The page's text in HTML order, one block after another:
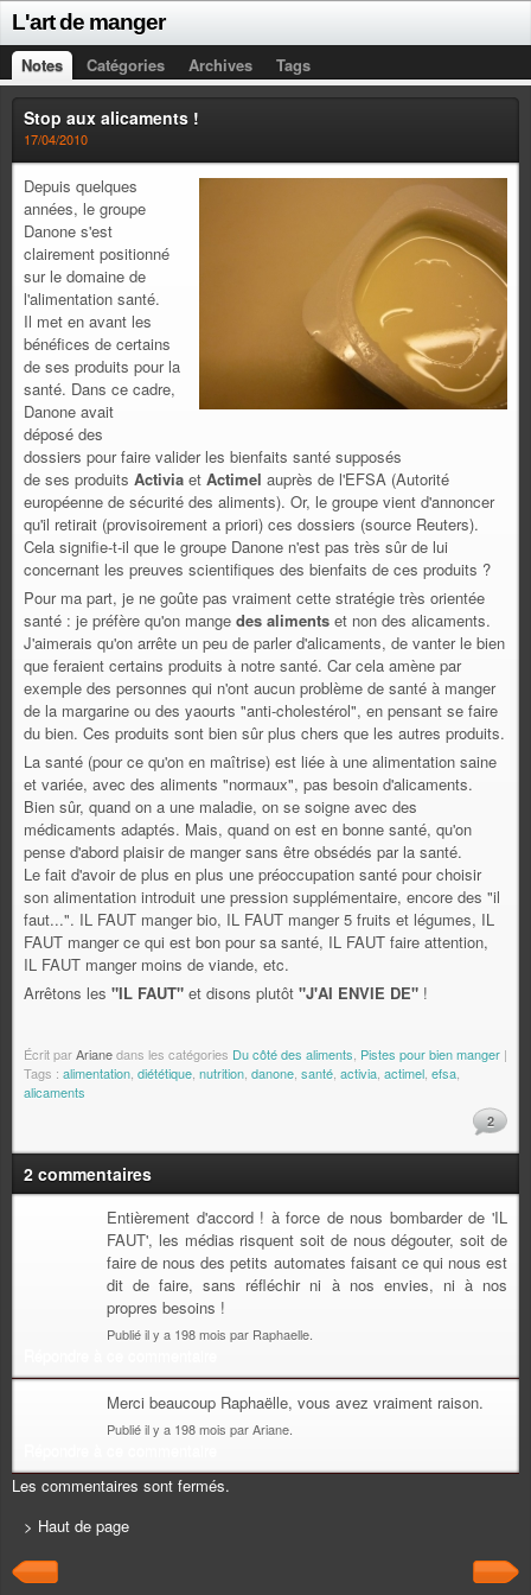
L'art de manger
Notes Catégories Archives Tags
Stop aux alicaments !
17/04/2010
Depuis quelques
années, le groupe
Danone s'est
clairement positionné
sur le domaine de
l'alimentation santé.
Il met en avant les
bénéfices de certains
de ses produits pour la
santé. Dans ce cadre,
Danone avait
déposé des
dossiers pour faire valider les bienfaits santé supposés
de ses produits Activia et Actimel auprès de l'EFSA (Autorité
européenne de sécurité des aliments). Or, le groupe vient d'annoncer
qu'il retirait (provisoirement a priori) ces dossiers (source Reuters).
Cela signifie-t-il que le groupe Danone n'est pas très sûr de lui
concernant les preuves scientifiques des bienfaits de ces produits ?
Pour ma part, je ne goûte pas vraiment cette stratégie très orientée
santé : je préfère qu'on mange des aliments et non des alicaments.
J'aimerais qu'on arrête un peu de parler d'alicaments, de vanter le bien
que feraient certains produits à notre santé. Car cela amène par
exemple des personnes qui n'ont aucun problème de santé à manger
de la margarine ou des yaourts "anti-cholestérol", en pensant se faire
du bien. Ces produits sont bien sûr plus chers que les autres produits.
La santé (pour ce qu'on en maîtrise) est liée à une alimentation saine
et variée, avec des aliments "normaux", pas besoin d'alicaments.
Bien sûr, quand on a une maladie, on se soigne avec des
médicaments adaptés. Mais, quand on est en bonne santé, qu'on
pense d'abord plaisir de manger sans être obsédés par la santé.
Le fait d'avoir de plus en plus une préoccupation santé pour choisir
son alimentation introduit une pression supplémentaire, encore des "il
faut...". IL FAUT manger bio, IL FAUT manger 5 fruits et légumes, IL
FAUT manger ce qui est bon pour sa santé, IL FAUT faire attention,
IL FAUT manger moins de viande, etc.
Arrêtons les "IL FAUT" et disons plutôt "J'AI ENVIE DE" !
Écrit parArianedans les catégories Du côté des aliments Pistes pour bien manger |
Tags : alimentation diététique nutrition danone santé activia actimel efsa
alicaments
2
2 commentaires
Entièrement d'accord ! à force de nous bombarder de 'IL
FAUT', les médias risquent soit de nous dégouter, soit de
faire de nous des petits automates faisant ce qui nous est
dit de faire, sans réfléchir ni à nos envies, ni à nos
propres besoins !
Publié il y a 198 mois par Raphaelle.
Merci beaucoup Raphaëlle, vous avez vraiment raison.
Publié il y a 198 mois par Ariane.
Les commentaires sont fermés.
> Haut de page